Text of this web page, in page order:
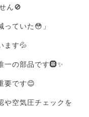
ん🚫
っていた😳」
ます💦
一の部品です🛞✨
要です😊
や空気圧チェックを